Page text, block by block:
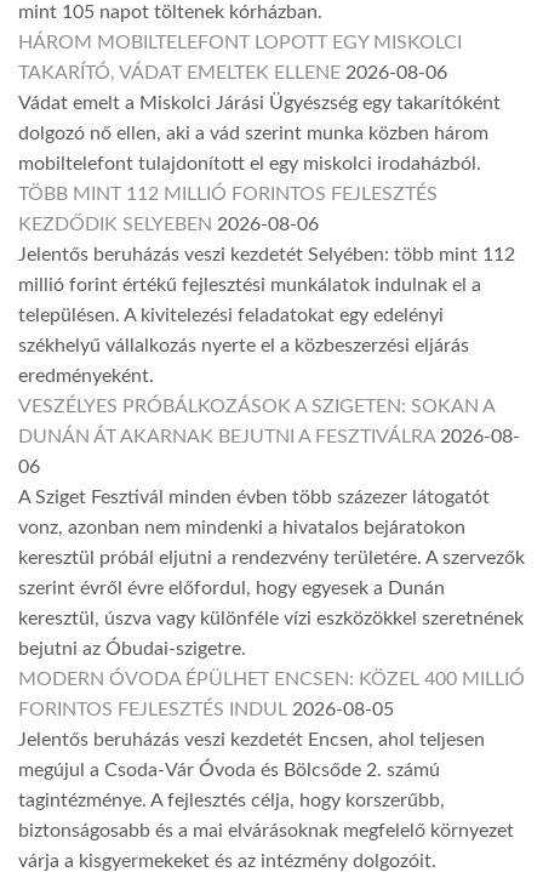
mint 105 napot töltenek kórházban.
HÁROM MOBILTELEFONT LOPOTT EGY MISKOLCI
TAKARÍTÓ, VÁDAT EMELTEK ELLENE 2026-08-06
Vádat emelt a Miskolci Járási Ügyészség egy takarítóként
dolgozó nő ellen, aki a vád szerint munka közben három
mobiltelefont tulajdonított el egy miskolci irodaházból.
TÖBB MINT 112 MILLIÓ FORINTOS FEJLESZTÉS
KEZDŐDIK SELYEBEN 2026-08-06
Jelentős beruházás veszi kezdetét Selyében: több mint 112
millió forint értékű fejlesztési munkálatok indulnak el a
településen. A kivitelezési feladatokat egy edelényi
székhelyű vállalkozás nyerte el a közbeszerzési eljárás
eredményeként.
VESZÉLYES PRÓBÁLKOZÁSOK A SZIGETEN: SOKAN A
DUNÁN ÁT AKARNAK BEJUTNI A FESZTIVÁLRA 2026-08-
06
A Sziget Fesztivál minden évben több százezer látogatót
vonz, azonban nem mindenki a hivatalos bejáratokon
keresztül próbál eljutni a rendezvény területére. A szervezők
szerint évről évre előfordul, hogy egyesek a Dunán
keresztül, úszva vagy különféle vízi eszközökkel szeretnének
bejutni az Óbudai-szigetre.
MODERN ÓVODA ÉPÜLHET ENCSEN: KÖZEL 400 MILLIÓ
FORINTOS FEJLESZTÉS INDUL 2026-08-05
Jelentős beruházás veszi kezdetét Encsen, ahol teljesen
megújul a Csoda-Vár Óvoda és Bölcsőde 2. számú
tagintézménye. A fejlesztés célja, hogy korszerűbb,
biztonságosabb és a mai elvárásoknak megfelelő környezet
várja a kisgyermekeket és az intézmény dolgozóit.